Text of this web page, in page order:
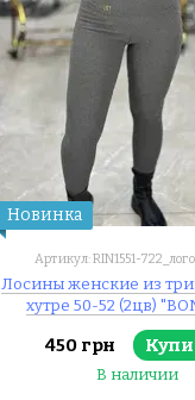
Новинка
Артикул: RIN1551-
Лосины женские из
хутре 50-52 (2цв)
недорого от прямого
450 грн
В наличии